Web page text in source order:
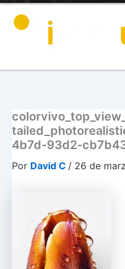
4b7d-93d2-
Por David C / 26 de